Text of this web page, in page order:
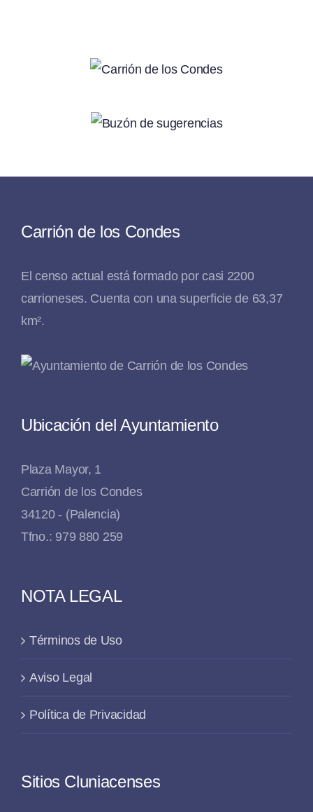
Carrión de los Condes
El censo actual está formado por casi 2200
carrioneses. Cuenta con una superficie de 63,37
km².
Ubicación del Ayuntamiento
Plaza Mayor, 1
Carrión de los Condes
34120 - (Palencia)
Tfno.: 979 880 259
NOTA LEGAL
Términos de Uso
Aviso Legal
Política de Privacidad
Sitios Cluniacenses